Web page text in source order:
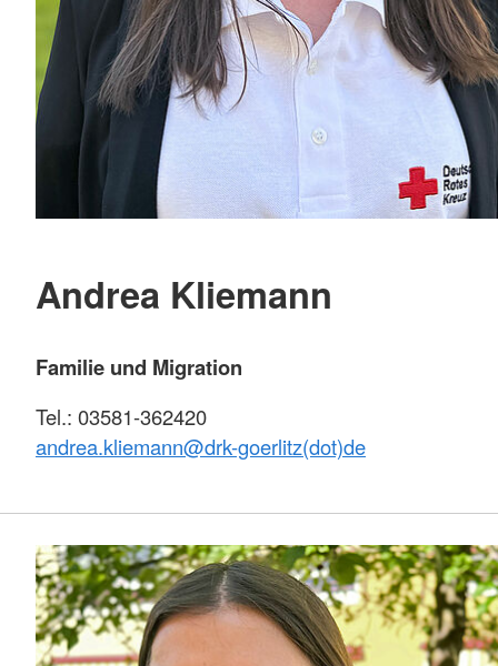
Andrea Kliemann
Familie und Migration
Tel.: 03581-362420
andrea.kliemann@drk-goerlitz(dot)de